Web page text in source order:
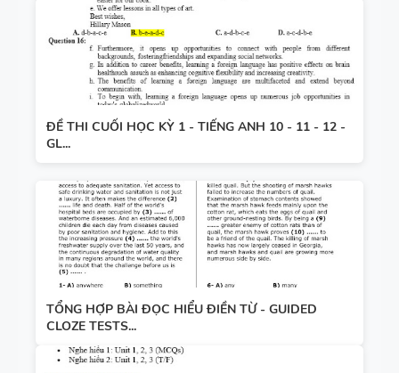
ĐỀ THI CUỐI HỌC KỲ 1 - TIẾNG ANH 10 - 11 - 12 -
GL...
TỔNG HỢP BÀI ĐỌC HIỂU ĐIỀN TỪ - GUIDED
CLOZE TESTS...